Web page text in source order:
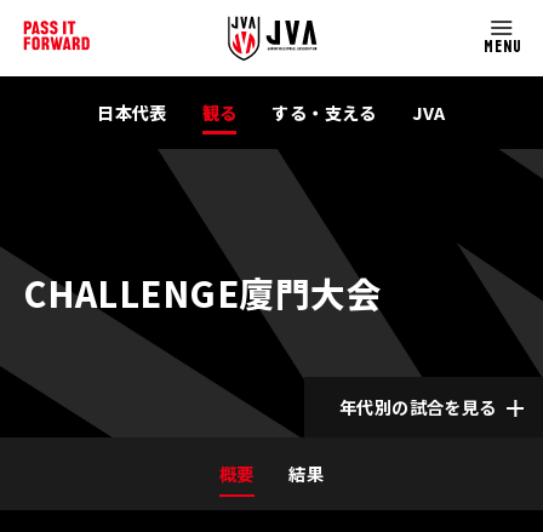
MENU
日本代表 観る する・支える JVA
CHALLENGE廈門大会
年代別の試合を見る
概要 結果